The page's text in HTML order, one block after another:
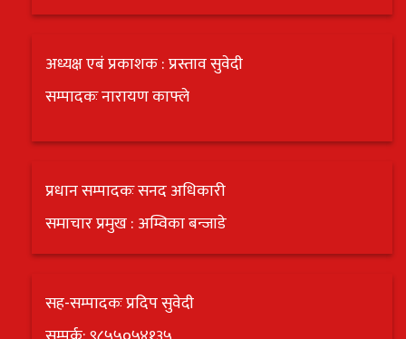
अध्यक्ष एबं प्रकाशक : प्रस्ताव सुवेदी
सम्पादकः नारायण काफ्ले
प्रधान सम्पादकः सनद अधिकारी
समाचार प्रमुख : अम्विका बन्जाडे
सह-सम्पादकः प्रदिप सुवेदी